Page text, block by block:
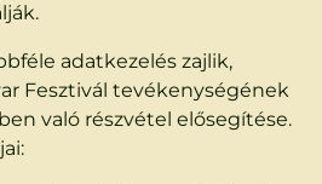
adatkezelés zajlik,
Fesztivál tevékenységének
való részvétel elősegítése.